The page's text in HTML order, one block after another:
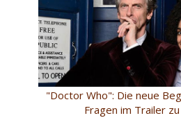
"Doctor Who": Die neue
Fragen im Trailer